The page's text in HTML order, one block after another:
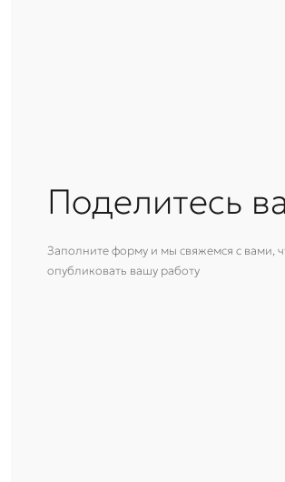
Поделитесь
Заполните форму и мы свяжемся с вами,
опубликовать вашу работу